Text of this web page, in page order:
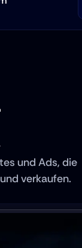
und Ads, die
verkaufen.